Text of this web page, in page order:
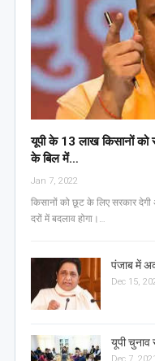
यूपी के 13 लाख किसानों को
के ब‍िल में…
Jan 7, 2022
किसानों को छूट के लिए सरकार
दरों में बदलाव होगा।…
पंजाब में
Dec 15,
यूपी चुनाव
Dec 7, 2021